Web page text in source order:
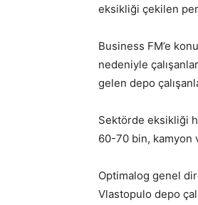
eksikliği çekilen
Business FM’e
nedeniyle
gelen depo
Sektörde eksikliği
60-70 bin, kamyon
Optimalog genel
Vlastopulo depo